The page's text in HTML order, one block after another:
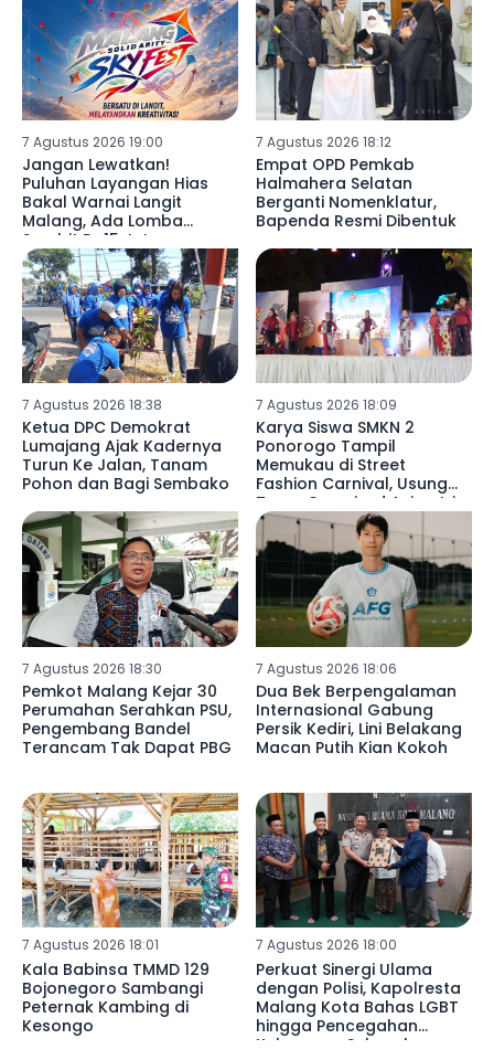
7 Agustus 2026 19:00
Jangan Lewatkan!
Puluhan Layangan Hias
Bakal Warnai Langit
Malang, Ada Lomba
Sambit Rp15 Juta
7 Agustus 2026 18:38
Ketua DPC Demokrat
Lumajang Ajak Kadernya
Turun Ke Jalan, Tanam
Pohon dan Bagi Sembako
7 Agustus 2026 18:30
Pemkot Malang Kejar 30
Perumahan Serahkan PSU,
Pengembang Bandel
Terancam Tak Dapat PBG
7 Agustus 2026 18:12
Empat OPD Pemkab
Halmahera Selatan
Berganti Nomenklatur,
Bapenda Resmi Dibentuk
7 Agustus 2026 18:09
Karya Siswa SMKN 2
Ponorogo Tampil
Memukau di Street
Fashion Carnival, Usung
Tema Oversized Asimetris
7 Agustus 2026 18:06
Dua Bek Berpengalaman
Internasional Gabung
Persik Kediri, Lini Belakang
Macan Putih Kian Kokoh
7 Agustus 2026 18:01
Kala Babinsa TMMD 129
Bojonegoro Sambangi
Peternak Kambing di
Kesongo
7 Agustus 2026 18:00
Perkuat Sinergi Ulama
dengan Polisi, Kapolresta
Malang Kota Bahas LGBT
hingga Pencegahan
Kekerasan Seksual